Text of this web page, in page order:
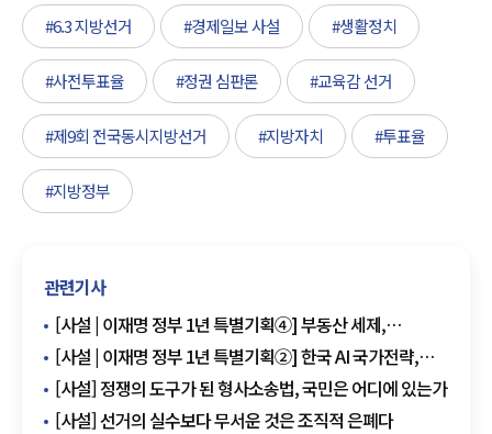
#6.3 지방선거 #경제일보 사설 #생활정치
#사전투표율 #정권 심판론 #교육감 선거
#제9회 전국동시지방선거 #지방자치 #투표율
#지방정부
관련기사
[사설 | 이재명 정부 1년 특별기획④] 부동산 세제,
상식으로 돌아가자
[사설 | 이재명 정부 1년 특별기획②] 한국 AI 국가전략,
이젠 실행이 답
[사설] 정쟁의 도구가 된 형사소송법, 국민은 어디에 있는가
[사설] 선거의 실수보다 무서운 것은 조직적 은폐다